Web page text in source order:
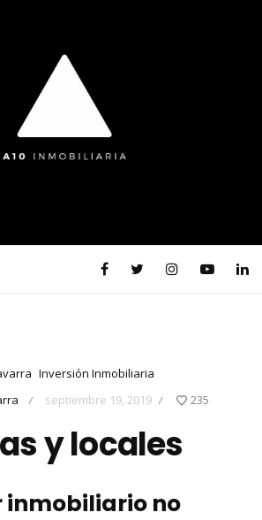
Inversión Inmobiliaria
/ septiembre 19, 2019 / 235
y locales
inmobiliario no